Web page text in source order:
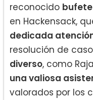
reconocido
en Hackensack,
dedicada
resolución de
diverso, como
una valiosa
valorados por los